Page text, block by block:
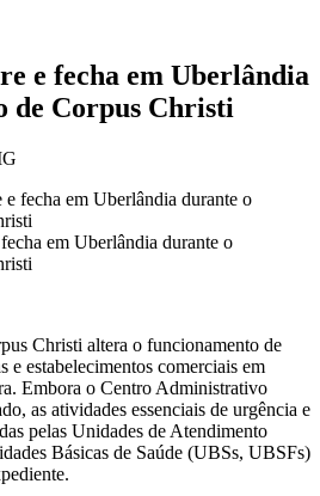
e fecha em Uberlândia
de Corpus Christi
em Uberlândia durante o
Christi altera o funcionamento de
e estabelecimentos comerciais em
Embora o Centro Administrativo
as atividades essenciais de urgência e
pelas Unidades de Atendimento
Básicas de Saúde (UBSs, UBSFs)